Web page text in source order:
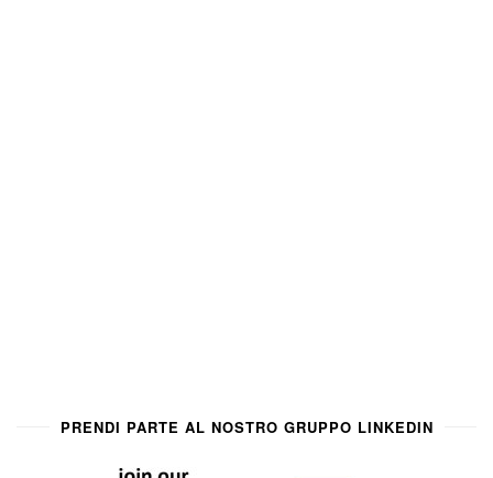
PRENDI PARTE AL NOSTRO GRUPPO LINKEDIN